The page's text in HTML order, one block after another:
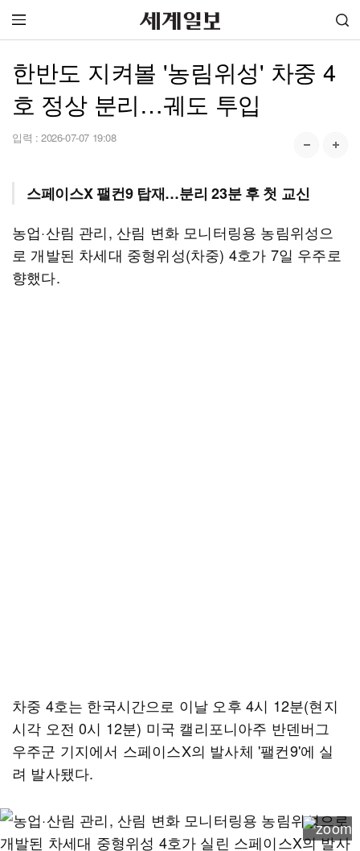
한반도 지켜볼 '농림위성' 차중 4
호 정상 분리…궤도 투입
입력 : 2026-07-07 19:08
스페이스X 팰컨9 탑재…분리 23분 후 첫 교신
농업·산림 관리, 산림 변화 모니터링용 농림위성으
로 개발된 차세대 중형위성(차중) 4호가 7일 우주로
향했다.
차중 4호는 한국시간으로 이날 오후 4시 12분(현지
시각 오전 0시 12분) 미국 캘리포니아주 반덴버그
우주군 기지에서 스페이스X의 발사체 '팰컨9'에 실
려 발사됐다.